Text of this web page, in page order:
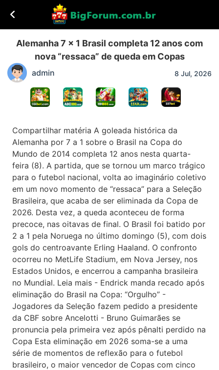
Alemanha 7 x 1 Brasil completa 12 anos com
nova “ressaca” de queda em Copas
admin 8 Jul, 2026
Compartilhar matéria A goleada histórica da
Alemanha por 7 a 1 sobre o Brasil na Copa do
Mundo de 2014 completa 12 anos nesta quarta-
feira (8). A partida, que se tornou um marco trágico
para o futebol nacional, volta ao imaginário coletivo
em um novo momento de “ressaca” para a Seleção
Brasileira, que acaba de ser eliminada da Copa de
2026. Desta vez, a queda aconteceu de forma
precoce, nas oitavas de final. O Brasil foi batido por
2 a 1 pela Noruega no último domingo (5), com dois
gols do centroavante Erling Haaland. O confronto
ocorreu no MetLife Stadium, em Nova Jersey, nos
Estados Unidos, e encerrou a campanha brasileira
no Mundial. Leia mais - Endrick manda recado após
eliminação do Brasil na Copa: “Orgulho” -
Jogadores da Seleção fazem pedido a presidente
da CBF sobre Ancelotti - Bruno Guimarães se
pronuncia pela primeira vez após pênalti perdido na
Copa Esta eliminação em 2026 soma-se a uma
série de momentos de reflexão para o futebol
brasileiro, o maior vencedor de Copas com cinco